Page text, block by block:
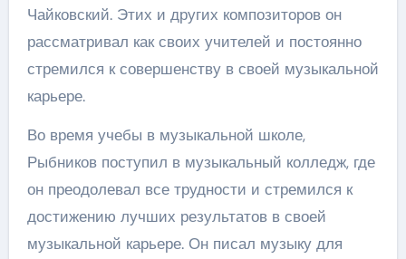
Чайковский. Этих и других композиторов он
рассматривал как своих учителей и постоянно
стремился к совершенству в своей музыкальной
карьере.
Во время учебы в музыкальной школе,
Рыбников поступил в музыкальный колледж, где
он преодолевал все трудности и стремился к
достижению лучших результатов в своей
музыкальной карьере. Он писал музыку для